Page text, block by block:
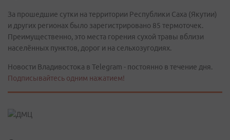
За прошедшие сутки на территории Республики Саха (Якутии)
и других регионах было зарегистрировано 85 термоточек.
Преимущественно, это места горения сухой травы вблизи
населённых пунктов, дорог и на сельхозугодиях.
Новости Владивостока в Telegram - постоянно в течение дня.
Подписывайтесь одним нажатием!